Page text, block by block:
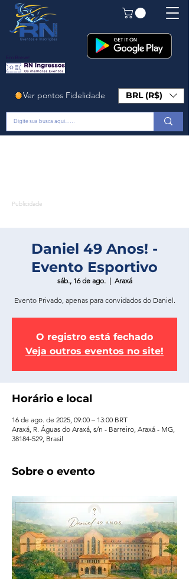
Em Breve!
Ver pontos Fidelidade BRL (R$)
Publicidade
Daniel 49 Anos! -
Evento Esportivo
sáb., 16 de ago.
  |
Araxá
Evento Privado, apenas para convidados do Daniel.
O registro está fechado
Veja outros eventos no site!
Horário e local
16 de ago. de 2025, 09:00 – 13:00 BRT
Araxá, R. Águas do Araxá, s/n - Barreiro, Araxá - MG,
38184-529, Brasil
Sobre o evento